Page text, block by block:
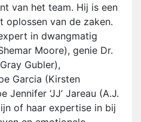
van het team. Hij is een
oplossen van de zaken.
in dwangmatig
Moore), genie Dr.
Gubler),
Garcia (Kirsten
Jennifer ‘JJ’ Jareau (A.J.
of haar expertise in bij